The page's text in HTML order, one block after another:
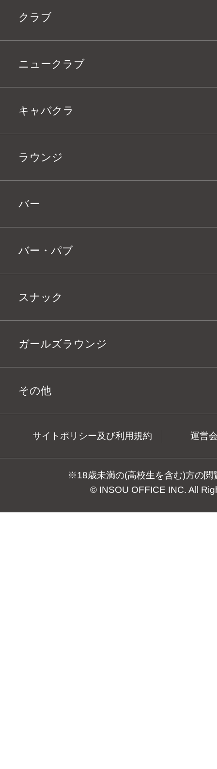
クラブ
ニュークラブ
キャバクラ
ラウンジ
バー
バー・パブ
スナック
ガールズラウンジ
その他
サイトポリシー及び利用規約 運営
※18歳未満の(高校生を含む)方の閲
© INSOU OFFICE INC. All